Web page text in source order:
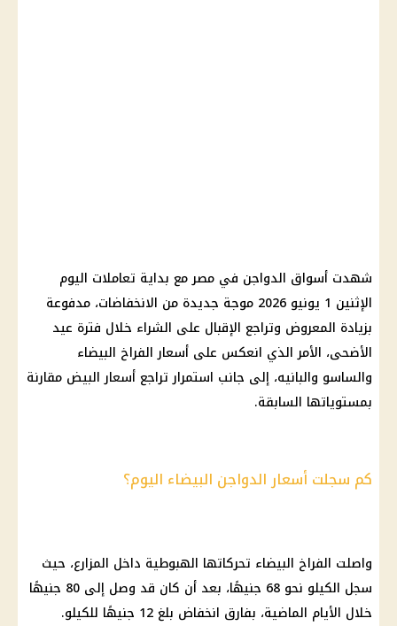
شهدت أسواق الدواجن في مصر مع بداية تعاملات اليوم
الإثنين 1 يونيو 2026 موجة جديدة من الانخفاضات، مدفوعة
بزيادة المعروض وتراجع الإقبال على الشراء خلال فترة عيد
الأضحى، الأمر الذي انعكس على أسعار الفراخ البيضاء
والساسو والبانيه، إلى جانب استمرار تراجعأسعار البيض مقارنة
بمستوياتها السابقة.
كم سجلت أسعار الدواجن البيضاء اليوم؟
واصلت الفراخ البيضاء تحركاتها الهبوطية داخل المزارع، حيث
سجل الكيلو نحو 68 جنيهًا، بعد أن كان قد وصل إلى 80 جنيهًا
خلال الأيام الماضية، بفارق انخفاض بلغ 12 جنيهًا للكيلو.